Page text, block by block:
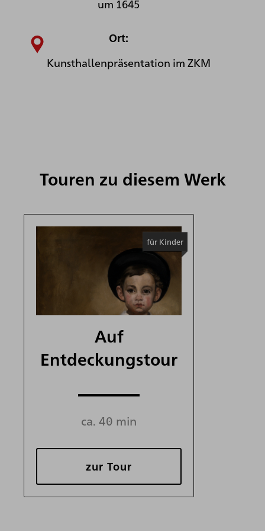
um 1645
Ort:
Kunsthallenpräsentation im ZKM
Touren zu diesem Werk
für Kinder
Auf
Entdeckungstour
ca. 40 min
zur Tour